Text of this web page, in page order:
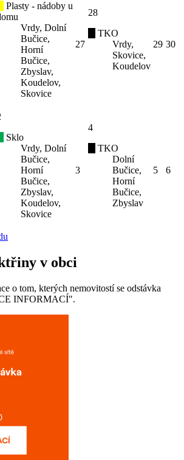
Plasty - nádoby u
Vrdy, Dolní
Bučice,
Horní
Bučice,
Zbyslav,
Koudelov,
Skovice
27
28
TKO
Vrdy,
Skovice,
Koudelov
29 30
Sklo
Vrdy, Dolní
Bučice,
Horní
Bučice,
Zbyslav,
Koudelov,
Skovice
3
4
TKO
Dolní
Bučice,
Horní
Bučice,
Zbyslav
5 6
v obci
o tom, kterých nemovitostí se odstávka
INFORMACÍ".